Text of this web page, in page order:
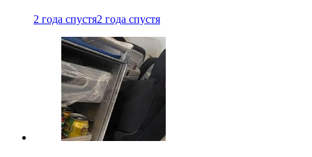
2 года спустя2 года спустя